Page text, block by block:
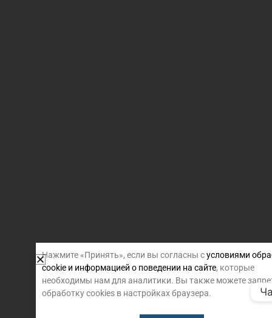
Нажмите «Принять», если вы согласны сусловиями
cookie и информацией о поведении на сайте, которые
необходимы нам для аналитики. Вы также можете
обработку cookies в настройках браузера.